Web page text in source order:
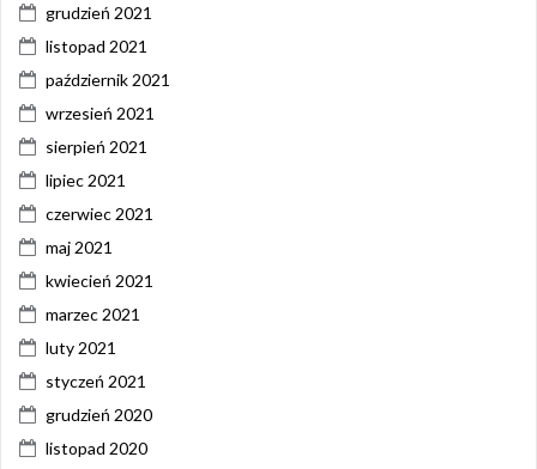
grudzień 2021
listopad 2021
październik 2021
wrzesień 2021
sierpień 2021
lipiec 2021
czerwiec 2021
maj 2021
kwiecień 2021
marzec 2021
luty 2021
styczeń 2021
grudzień 2020
listopad 2020